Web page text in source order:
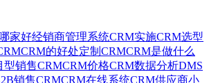
家好经销商管理系统CRM实施CRM选型
CRM的好处定制CRMCRM是做什么
型销售CRMCRM价格CRM数据分析DMS
销售CRMCRM在线系统CRM供应商小